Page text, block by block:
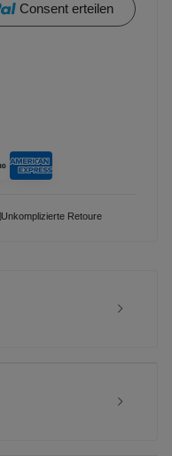
Consent erteilen
Unkomplizierte Retoure